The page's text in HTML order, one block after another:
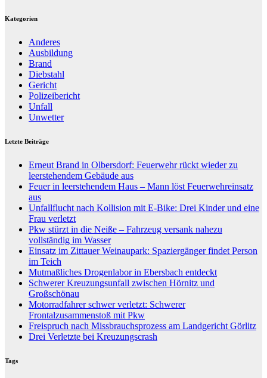
Kategorien
Anderes
Ausbildung
Brand
Diebstahl
Gericht
Polizeibericht
Unfall
Unwetter
Letzte Beiträge
Erneut Brand in Olbersdorf: Feuerwehr rückt wieder zu
leerstehendem Gebäude aus
Feuer in leerstehendem Haus – Mann löst Feuerwehreinsatz
aus
Unfallflucht nach Kollision mit E-Bike: Drei Kinder und eine
Frau verletzt
Pkw stürzt in die Neiße – Fahrzeug versank nahezu
vollständig im Wasser
Einsatz im Zittauer Weinaupark: Spaziergänger findet Person
im Teich
Mutmaßliches Drogenlabor in Ebersbach entdeckt
Schwerer Kreuzungsunfall zwischen Hörnitz und
Großschönau
Motorradfahrer schwer verletzt: Schwerer
Frontalzusammenstoß mit Pkw
Freispruch nach Missbrauchsprozess am Landgericht Görlitz
Drei Verletzte bei Kreuzungscrash
Tags